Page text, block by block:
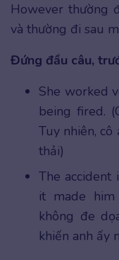
However thường
và thường đi sau
Đứng đầu câu,
She worked
being fired.
Tuy nhiên,
thải)
The accident
it made
không đe
khiến anh ấy